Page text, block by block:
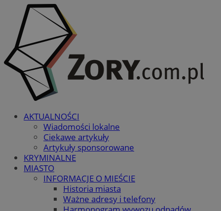
AKTUALNOŚCI
Wiadomości lokalne
Ciekawe artykuły
Artykuły sponsorowane
KRYMINALNE
MIASTO
INFORMACJE O MIEŚCIE
Historia miasta
Ważne adresy i telefony